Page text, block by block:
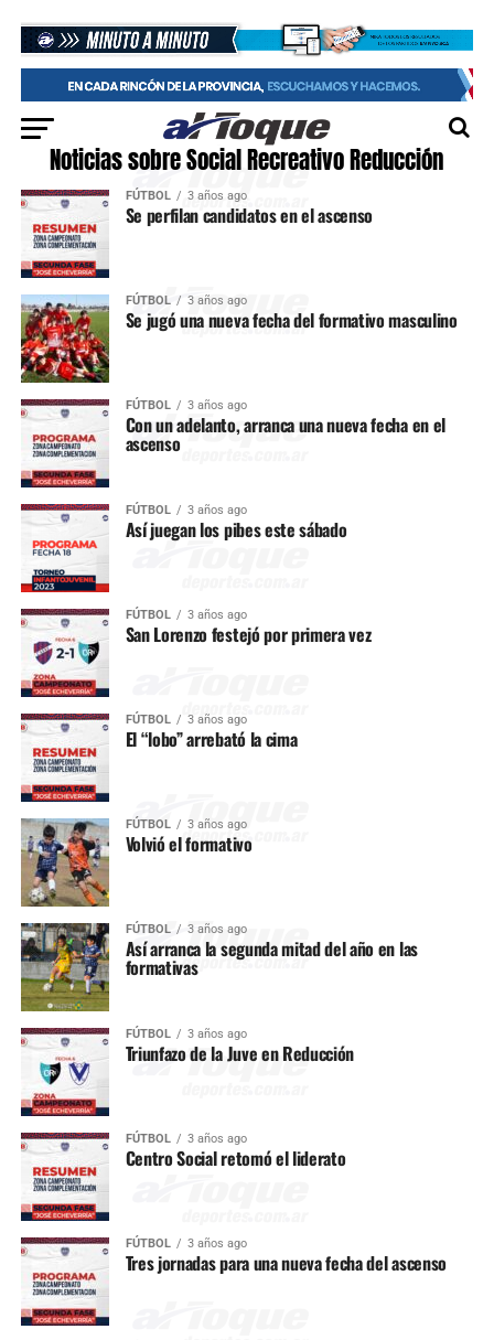
Noticias sobre Social Recreativo Reducción
FÚTBOL 3 años ago
Se perfilan candidatos en el ascenso
FÚTBOL 3 años ago
Se jugó una nueva fecha del formativo masculino
FÚTBOL 3 años ago
Con un adelanto, arranca una nueva fecha en el
ascenso
FÚTBOL 3 años ago
Así juegan los pibes este sábado
FÚTBOL 3 años ago
San Lorenzo festejó por primera vez
FÚTBOL 3 años ago
El “lobo” arrebató la cima
FÚTBOL 3 años ago
Volvió el formativo
FÚTBOL 3 años ago
Así arranca la segunda mitad del año en las
formativas
FÚTBOL 3 años ago
Triunfazo de la Juve en Reducción
FÚTBOL 3 años ago
Centro Social retomó el liderato
FÚTBOL 3 años ago
Tres jornadas para una nueva fecha del ascenso